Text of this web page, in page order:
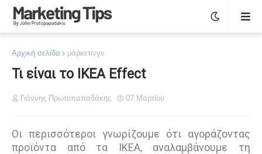
Αρχική σελίδα μάρκετινγκ
Τι είναι το IKEA Effect
Γιάννης Πρωτοπαπαδάκης 07 Μαρτίου
Οι περισσότεροι γνωρίζουμε ότι αγοράζοντας
προϊόντα από τα ΙΚΕΑ, αναλαμβάνουμε τη